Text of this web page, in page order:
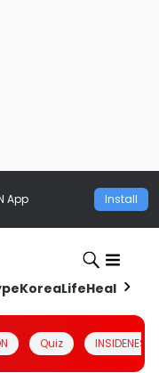
App Install
KoreaLifeHealth
Quiz INSIDENESIA